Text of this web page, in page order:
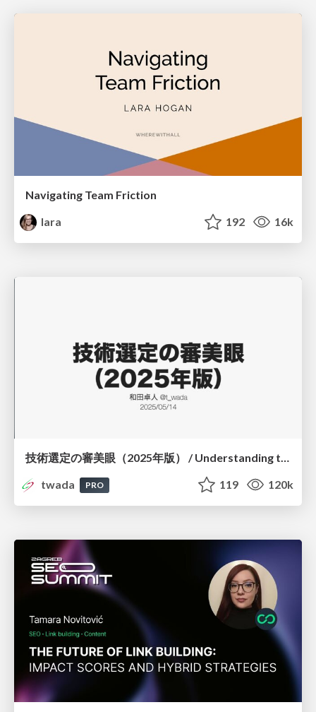
Navigating Team Friction
lara
192 16k
技術選定の審美眼（2025年版） / Understanding the Spiral of Technologies 2025 edition
twada
PRO 119 120k